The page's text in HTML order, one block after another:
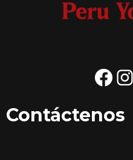
Facebook
Contáctenos